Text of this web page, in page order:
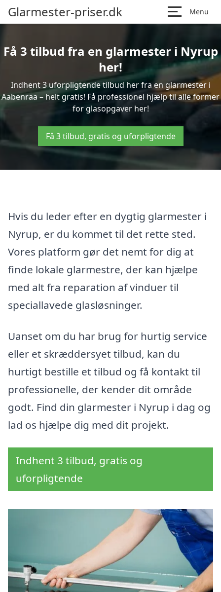
Glarmester-priser.dk Menu
Få 3 tilbud fra en glarmester i Nyrup
her!
Indhent 3 uforpligtende tilbud her fra en glarmester i
Aabenraa – helt gratis! Få professionel hjælp til alle former
for glasopgaver her!
Få 3 tilbud, gratis og uforpligtende
Hvis du leder efter en dygtig glarmester i
Nyrup, er du kommet til det rette sted.
Vores platform gør det nemt for dig at
finde lokale glarmestre, der kan hjælpe
med alt fra reparation af vinduer til
speciallavede glasløsninger.
Uanset om du har brug for hurtig service
eller et skræddersyet tilbud, kan du
hurtigt bestille et tilbud og få kontakt til
professionelle, der kender dit område
godt. Find din glarmester i Nyrup i dag og
lad os hjælpe dig med dit projekt.
Indhent 3 tilbud, gratis og
uforpligtende